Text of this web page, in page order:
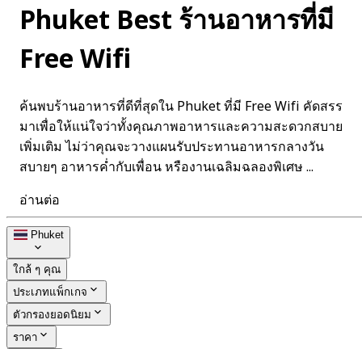
Phuket Best ร้านอาหารที่มี
Free Wifi
ค้นพบร้านอาหารที่ดีที่สุดใน Phuket ที่มี Free Wifi คัดสรร
มาเพื่อให้แน่ใจว่าทั้งคุณภาพอาหารและความสะดวกสบาย
เพิ่มเติม ไม่ว่าคุณจะวางแผนรับประทานอาหารกลางวัน
สบายๆ อาหารค่ำกับเพื่อน หรืองานเฉลิมฉลองพิเศษ ...
อ่านต่อ
Phuket
ใกล้ ๆ คุณ
ประเภทแพ็กเกจ
ตัวกรองยอดนิยม
ราคา